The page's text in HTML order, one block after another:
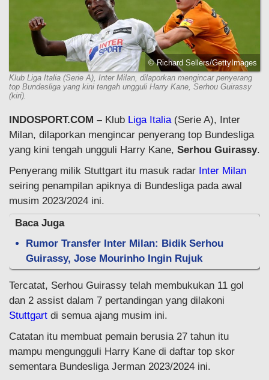
© Richard Sellers/GettyImages
Klub Liga Italia (Serie A), Inter Milan, dilaporkan mengincar penyerang
top Bundesliga yang kini tengah ungguli Harry Kane, Serhou Guirassy
(kiri).
INDOSPORT.COM – Klub Liga Italia (Serie A), Inter
Milan, dilaporkan mengincar penyerang top Bundesliga
yang kini tengah ungguli Harry Kane, Serhou Guirassy.
Penyerang milik Stuttgart itu masuk radar Inter Milan
seiring penampilan apiknya di Bundesliga pada awal
musim 2023/2024 ini.
Baca Juga
Rumor Transfer Inter Milan: Bidik Serhou
Guirassy, Jose Mourinho Ingin Rujuk
Tercatat, Serhou Guirassy telah membukukan 11 gol
dan 2 assist dalam 7 pertandingan yang dilakoni
Stuttgart di semua ajang musim ini.
Catatan itu membuat pemain berusia 27 tahun itu
mampu mengungguli Harry Kane di daftar top skor
sementara Bundesliga Jerman 2023/2024 ini.